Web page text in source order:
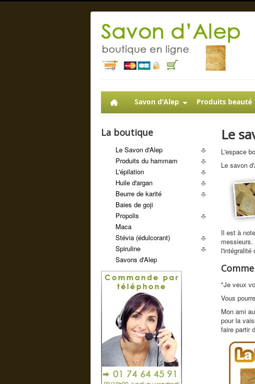
Savon d'Alep Produits beauté
La boutique
Le Savon d'Alep
Produits du hammam
L'épilation
Huile d'argan
Beurre de karité
Baies de goji
Propolis
Maca
Stévia (édulcorant)
Spiruline
Savons d'Alep
Le
L'espace
Le savon
Il est à
l'intégralité
"Je veux
Vous
Mon ami
pour la
faire partir